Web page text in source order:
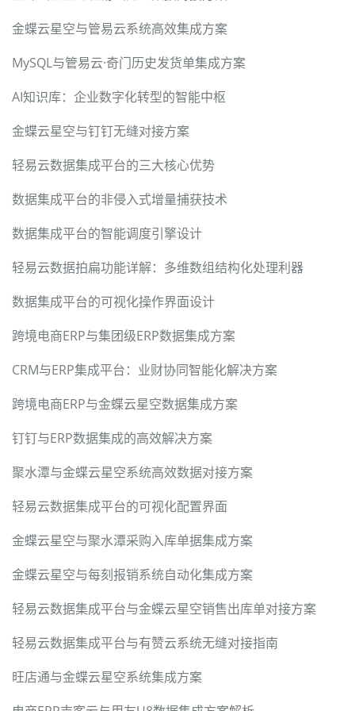
金蝶云星空与管易云系统高效集成方案
MySQL与管易云·奇门历史发货单集成方案
AI知识库：企业数字化转型的智能中枢
金蝶云星空与钉钉无缝对接方案
轻易云数据集成平台的三大核心优势
数据集成平台的非侵入式增量捕获技术
数据集成平台的智能调度引擎设计
轻易云数据拍扁功能详解：多维数组结构化处理利器
数据集成平台的可视化操作界面设计
跨境电商ERP与集团级ERP数据集成方案
CRM与ERP集成平台：业财协同智能化解决方案
跨境电商ERP与金蝶云星空数据集成方案
钉钉与ERP数据集成的高效解决方案
聚水潭与金蝶云星空系统高效数据对接方案
轻易云数据集成平台的可视化配置界面
金蝶云星空与聚水潭采购入库单据集成方案
金蝶云星空与每刻报销系统自动化集成方案
轻易云数据集成平台与金蝶云星空销售出库单对接方案
轻易云数据集成平台与有赞云系统无缝对接指南
旺店通与金蝶云星空系统集成方案